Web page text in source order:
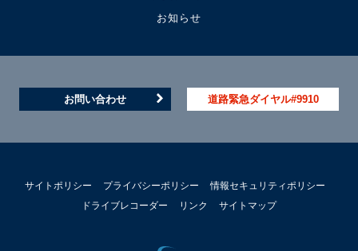
お知らせ
お問い合わせ 道路緊急ダイヤル#9910
サイトポリシー プライバシーポリシー
情報セキュリティポリシー
ドライブレコーダー
リンク サイトマップ